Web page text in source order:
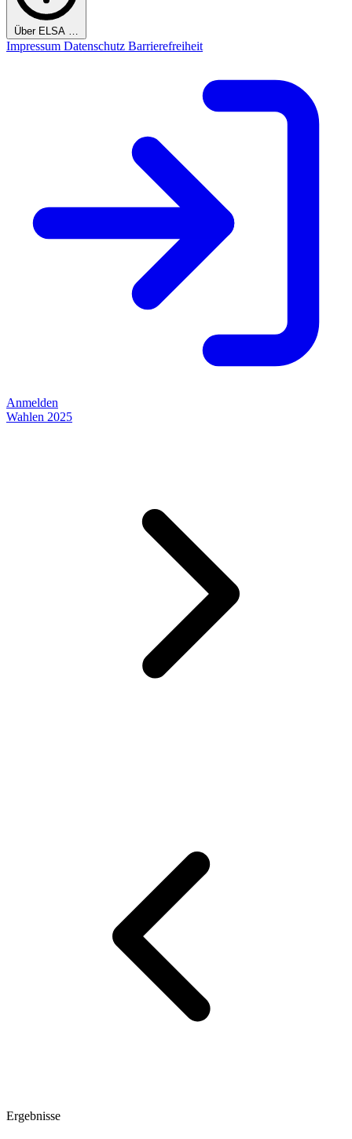
Über ELSA …
Impressum Datenschutz Barrierefreiheit
Anmelden
Wahlen 2025
Ergebnisse